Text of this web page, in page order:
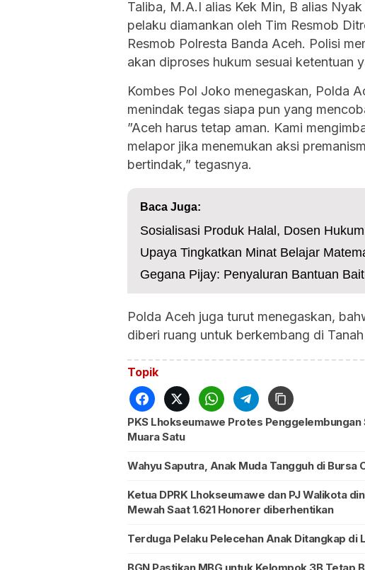
Taliba, M.A.I alias Kek Min, B alias
pelaku diamankan oleh Tim Resmob
Resmob Polresta Banda Aceh. Polisi
akan diproses hukum sesuai ketentuan
Kombes Pol Joko menegaskan, Polda
menindak tegas siapa pun yang
”Aceh harus tetap aman. Kami
melapor jika menemukan aksi
bertindak,” tegasnya.
Baca Juga:
Sosialisasi Produk Halal, Dosen
Upaya Tingkatkan Minat Belajar
Gegana Pijay: Penyaluran Bantuan
Polda Aceh juga turut menegaskan,
diberi ruang untuk berkembang di
Topik
PKS Lhokseumawe Protes Penggelembungan
Muara Satu
Wahyu Saputra, Anak Muda Tangguh di Bursa
Ketua DPRK Lhokseumawe dan PJ Walikota
Mewah Saat 1.621 Honorer diberhentikan
Terduga Pelaku Pelecehan Anak Ditangkap di